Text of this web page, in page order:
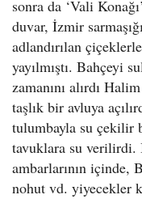
sonra da ‘Vali
duvar, İzmir
adlandırılan
yayılmıştı. Bahçeyi
zamanını alırdı
taşlık bir avluya
tulumbayla su çekilir
tavuklara su verilirdi.
ambarlarının içinde,
nohut vd. yiyecekler